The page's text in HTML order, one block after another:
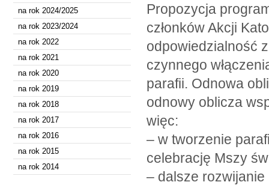
na rok 2024/2025
na rok 2023/2024
na rok 2022
na rok 2021
na rok 2020
na rok 2019
na rok 2018
na rok 2017
na rok 2016
na rok 2015
na rok 2014
Propozycja
członków Akcji
odpowiedzialność
czynnego
parafii. Odnowa
odnowy oblicza
więc:
– w tworzenie
celebrację Mszy
– dalsze rozwijanie